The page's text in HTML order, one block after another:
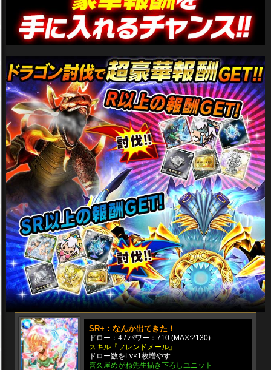
SR+：なんか出てきた！
ドロー：4 / パワー：710 (MAX:2130)
スキル『フレンドメール』
ドロー数をLv×1枚増やす
喜久屋めがね先生描き下ろしユニット